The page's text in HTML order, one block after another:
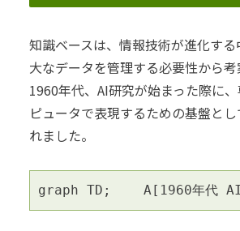
知識ベースは、情報技術が進化す
大なデータを管理する必要性から考
1960年代、AI研究が始まった際に
ピュータで表現するための基盤と
れました。
graph TD;    A[1960年代 AI